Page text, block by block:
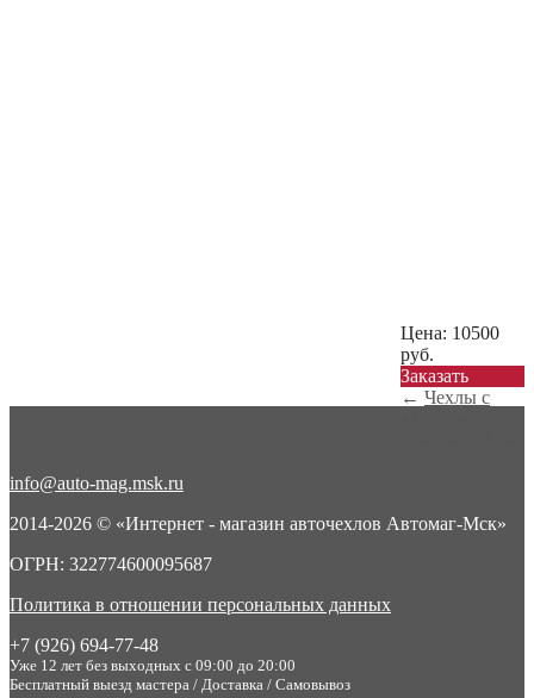
Цена: 10500
руб.
Заказать
← Чехлы с
info@auto-mag.msk.ru
2014-2026 © «Интернет - магазин авточехлов Автомаг-Мск»
ОГРН: 322774600095687
Политика в отношении персональных данных
+7 (926) 694-77-48
Уже 12 лет без выходных с 09:00 до 20:00
Бесплатный выезд мастера / Доставка / Самовывоз